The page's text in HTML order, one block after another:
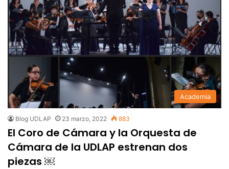
Academia
Blog UDLAP 23 marzo, 2022 883
El Coro de Cámara y la Orquesta de
Cámara de la UDLAP estrenan dos
piezas ￼